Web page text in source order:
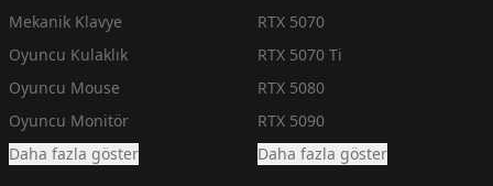
Mekanik Klavye
Oyuncu Kulaklık
Oyuncu Mouse
Oyuncu Monitör
Daha fazla göster
RTX 5070
RTX 5070 Ti
RTX 5080
RTX 5090
Daha fazla göster